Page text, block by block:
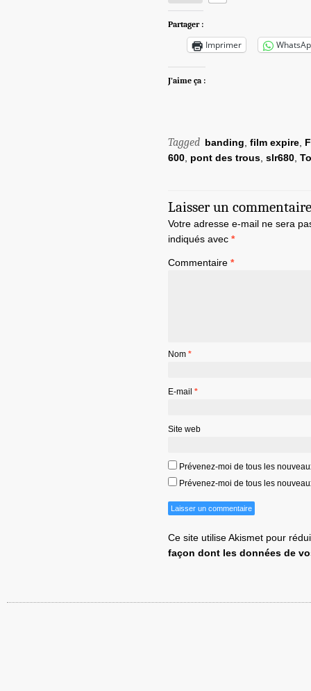
Partager :
Imprimer
J’aime ça :
Tagged banding film expire
600 pont des trous slr680
Laisser un commentaire
Votre adresse e-mail ne sera
indiqués avec *
Commentaire *
Nom *
E-mail *
Site web
Prévenez-moi de tous les
Prévenez-moi de tous les
Ce site utilise Akismet pour
façon dont les données de